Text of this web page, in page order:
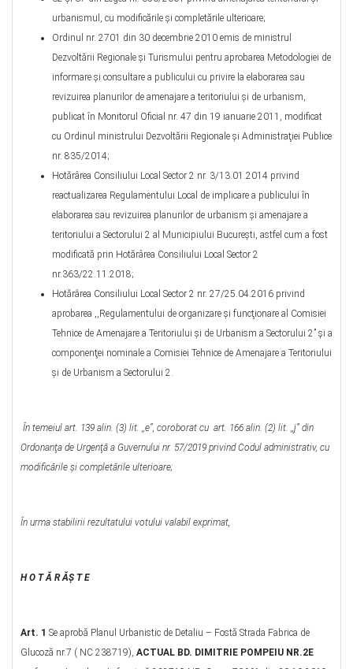
urbanismul, cu modificările și completările ulterioare;
Ordinul nr. 2701 din 30 decembrie 2010 emis de ministrul
Dezvoltării Regionale şi Turismului pentru aprobarea Metodologiei de
informare şi consultare a publicului cu privire la elaborarea sau
revizuirea planurilor de amenajare a teritoriului şi de urbanism,
publicat în Monitorul Oficial nr. 47 din 19 ianuarie 2011, modificat
cu Ordinul ministrului Dezvoltării Regionale şi Administraţiei Publice
nr. 835/2014;
Hotărârea Consiliului Local Sector 2 nr. 3/13.01.2014 privind
reactualizarea Regulamentului Local de implicare a publicului în
elaborarea sau revizuirea planurilor de urbanism şi amenajare a
teritoriului a Sectorului 2 al Municipiului Bucureşti, astfel cum a fost
modificată prin Hotărârea Consiliului Local Sector 2
nr.363/22.11.2018;
Hotărârea Consiliului Local Sector 2 nr. 27/25.04.2016 privind
aprobarea ,,Regulamentului de organizare şi funcţionare al Comisiei
Tehnice de Amenajare a Teritoriului şi de Urbanism a Sectorului 2” şi a
componenţei nominale a Comisiei Tehnice de Amenajare a Teritoriului
şi de Urbanism a Sectorului 2.
În temeiul art. 139 alin. (3) lit. ,,e”, coroborat cu art. 166 alin. (2) lit. ,,j” din
Ordonanţa de Urgenţă a Guvernului nr. 57/2019 privind Codul administrativ, cu
modificările şi completările ulterioare;
În urma stabilirii rezultatului votului valabil exprimat,
H O T Ă R ĂŞ T E
Art. 1 Se aprobă Planul Urbanistic de Detaliu – Fostă Strada Fabrica de
Glucoză nr.7 ( NC 238719), ACTUAL BD. DIMITRIE POMPEIU NR.2E